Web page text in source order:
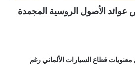
عوائد الأصول الروسية المجمدة
قطاع السيارات الألماني رغم